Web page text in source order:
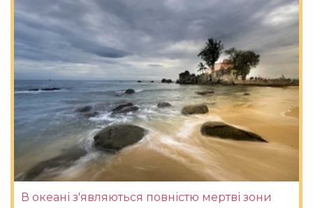
В океані з'являються повністю мертві зони